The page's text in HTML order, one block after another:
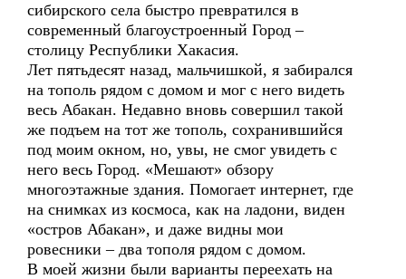
сибирского села быстро превратился в
современный благоустроенный Город –
столицу Республики Хакасия.
Лет пятьдесят назад, мальчишкой, я забирался
на тополь рядом с домом и мог с него видеть
весь Абакан. Недавно вновь совершил такой
же подъем на тот же тополь, сохранившийся
под моим окном, но, увы, не смог увидеть с
него весь Город. «Мешают» обзору
многоэтажные здания. Помогает интернет, где
на снимках из космоса, как на ладони, виден
«остров Абакан», и даже видны мои
ровесники – два тополя рядом с домом.
В моей жизни были варианты переехать на